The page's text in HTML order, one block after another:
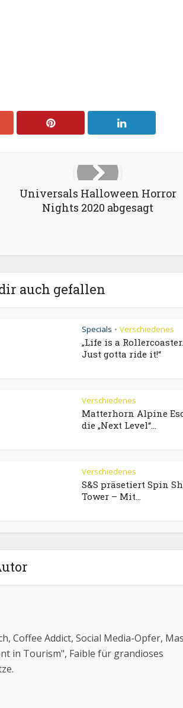
Universals Halloween Horror
Nights 2020 abgesagt
auch gefallen
Specials • Verschiedenes
„Life is a Rollercoaster.
Just gotta ride it!“
Verschiedenes
Matterhorn Alpine
die „Next Level“...
Verschiedenes
S&S präsetiert Spin
Tower – Mit...
Coffee Addict, Social Media-Opfer,
in Tourism", Faible für grandioses